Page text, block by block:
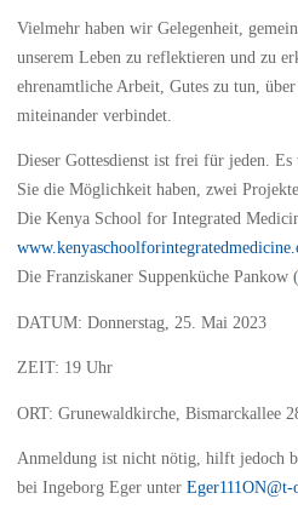
Vielmehr haben wir Gelegenheit,
unserem Leben zu reflektieren und zu
ehrenamtliche Arbeit, Gutes zu tun,
miteinander verbindet.
Dieser Gottesdienst ist frei für jeden.
Sie die Möglichkeit haben, zwei
Die Kenya School for Integrated
Die Franziskaner Suppenküche Pankow (
DATUM: Donnerstag, 25. Mai 2023
ZEIT: 19 Uhr
ORT: Grunewaldkirche, Bismarckallee
Anmeldung ist nicht nötig, hilft jedoch
bei Ingeborg Eger unter Eger111ON@t-